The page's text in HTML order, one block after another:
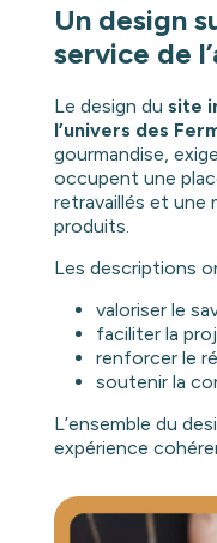
Un design
service de
Le design du site
l’univers des
gourmandise,
occupent une
retravaillés et une
produits.
Les descriptions
valoriser le
faciliter la
renforcer le
soutenir la
L’ensemble du
expérience